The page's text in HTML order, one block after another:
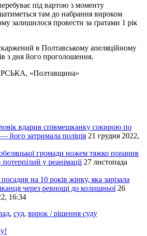
під вартою з моменту
там до набрання вироком
залишилося провести за ґратами 1 рік
в Полтавському апеляційному
з дня його проголошення.
, «Полтавщина»
вдарив співмешканку сокирою по
— його затримала поліція 21 грудня 2022,
громади ножем тяжко поранив
у реанімації 27 листопада
на 10 років жінку, яка зарізала
через ревнощі до колишньої 26
16:34
, суд, вирок / рішення суду